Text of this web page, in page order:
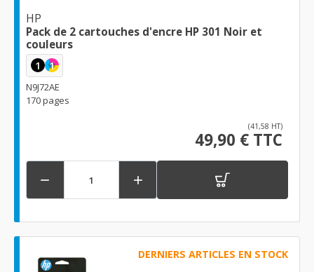
HP
Pack de 2 cartouches d'encre HP 301 Noir et
couleurs
1 1
N9J72AE
170 pages
(41,58 HT)
49,90 € TTC
 
DERNIERS ARTICLES EN STOCK